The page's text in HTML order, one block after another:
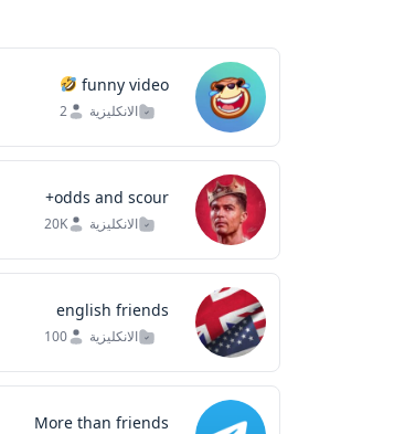
funny video
الانكليزية 2
odds and scour+
الانكليزية 20K
english friends
الانكليزية 100
More than friends